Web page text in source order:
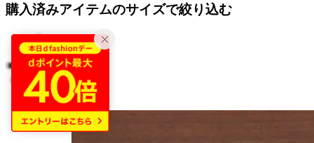
購入済みアイテムのサイズで絞り込む